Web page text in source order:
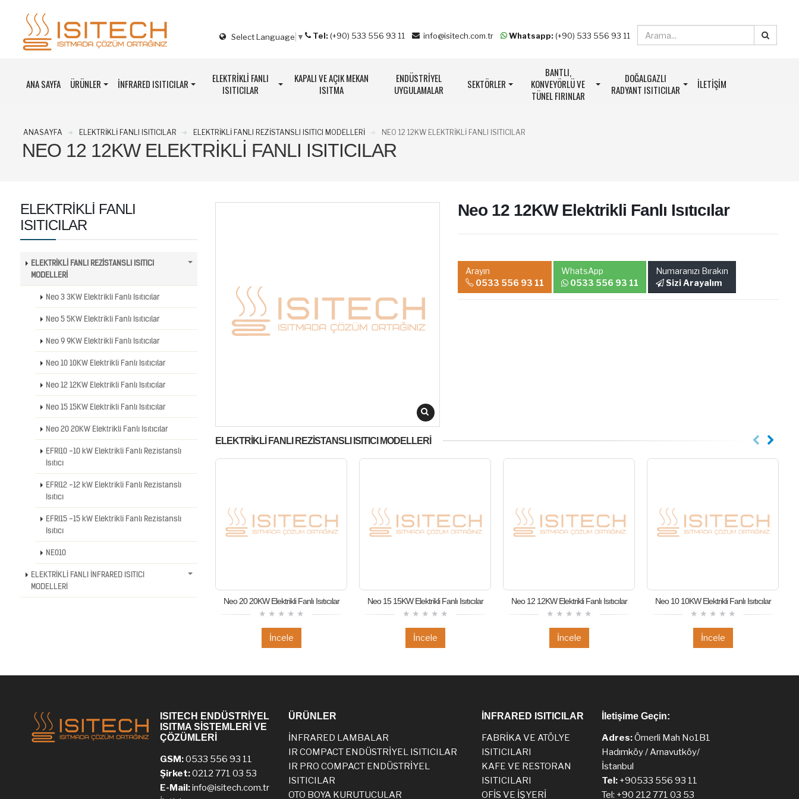
Select Language ▼ Tel: (+90) 533 556 93 11 info@isitech.com.tr Whatsapp: (+90) 533 556 93 11
ANA SAYFA ÜRÜNLER İNFRARED ISITICILAR
ELEKTRİKLİ FANLI
ISITICILAR
KAPALI VE AÇIK MEKAN
ISITMA
ENDÜSTRİYEL
UYGULAMALAR
SEKTÖRLER
BANTLI,
KONVEYÖRLÜ VE
TÜNEL FIRINLAR
DOĞALGAZLI
RADYANT ISITICILAR
İLETIŞIM
ANASAYFA ELEKTRİKLİ FANLI ISITICILAR ELEKTRİKLİ FANLI REZİSTANSLI ISITICI MODELLERİ NEO 12 12KW ELEKTRIKLI FANLI ISITICILAR
NEO 12 12KW ELEKTRIKLI FANLI ISITICILAR
Neo 12 12KW Elektrikli Fanlı Isıtıcılar
Arayın
0533 556 93 11
WhatsApp
0533 556 93 11
Numaranızı Bırakın
Sizi Arayalım
ELEKTRİKLİ FANLI REZİSTANSLI ISITICI MODELLERİ
Neo 20 20KW Elektrikli Fanlı Isıtıcılar
İncele
Neo 15 15KW Elektrikli Fanlı Isıtıcılar
İncele
Neo 12 12KW Elektrikli Fanlı Isıtıcılar
İncele
Neo 10 10KW Elektrikli Fanlı Isıtıcılar
İncele
ELEKTRİKLİ FANLI
ISITICILAR
ELEKTRİKLİ FANLI REZİSTANSLI ISITICI
MODELLERİ
Neo 3 3KW Elektrikli Fanlı Isıtıcılar
Neo 5 5KW Elektrikli Fanlı Isıtıcılar
Neo 9 9KW Elektrikli Fanlı Isıtıcılar
Neo 10 10KW Elektrikli Fanlı Isıtıcılar
Neo 12 12KW Elektrikli Fanlı Isıtıcılar
Neo 15 15KW Elektrikli Fanlı Isıtıcılar
Neo 20 20KW Elektrikli Fanlı Isıtıcılar
EFRI10 -10 kW Elektrikli Fanlı Rezistanslı
Isıtıcı
EFRI12 -12 kW Elektrikli Fanlı Rezistanslı
Isıtıcı
EFRI15 -15 kW Elektrikli Fanlı Rezistanslı
Isıtıcı
NE010
ELEKTRİKLİ FANLI İNFRARED ISITICI
MODELLERİ
ISITECH ENDÜSTRİYEL
ISITMA SİSTEMLERİ VE
ÇÖZÜMLERİ
GSM:0533 556 93 11
Şirket:0212 771 03 53
E-Mail:info@isitech.com.tr
ÜRÜNLER
İNFRARED LAMBALAR
IR COMPACT ENDÜSTRİYEL ISITICILAR
IR PRO COMPACT ENDÜSTRİYEL
ISITICILAR
OTO BOYA KURUTUCULAR
İNFRARED ISITICILAR
FABRİKA VE ATÖLYE
ISITICILARI
KAFE VE RESTORAN
ISITICILARI
OFİS VE İŞYERİ
İletişime Geçin:
Adres:Ömerli Mah No1B1
Hadımköy / Arnavutköy/
İstanbul
Tel: +90533 556 93 11
Tel: +90 212 771 03 53